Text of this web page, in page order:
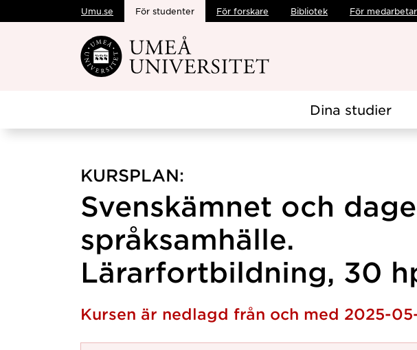
Hoppa direkt till innehållet
Umu.se För studenter För forskare Bibliotek För
Dina studier
KURSPLAN:
Svenskämnet och
språksamhälle.
Lärarfortbildning, 30
Kursen är nedlagd från och med 2025-